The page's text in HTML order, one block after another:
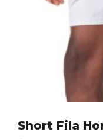
Short Fila